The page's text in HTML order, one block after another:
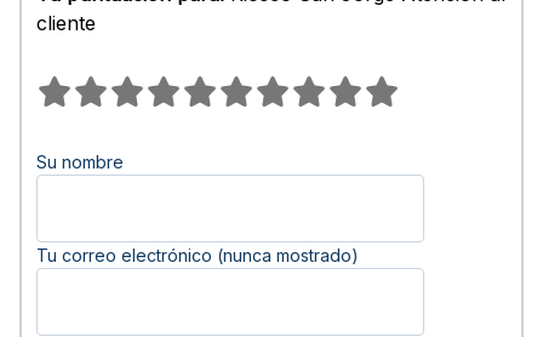
cliente
Su nombre
Tu correo electrónico (nunca mostrado)